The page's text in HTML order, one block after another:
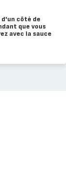
d'un côté de
que vous
avec la sauce